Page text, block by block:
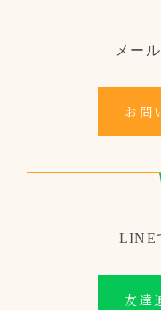
メー
お問
LINE
友達